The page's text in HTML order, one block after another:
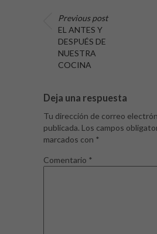
Previous post
EL ANTES Y
DESPUÉS DE
NUESTRA
COCINA
Deja una respuesta
Tu dirección de correo
publicada. Los campos
marcados con *
Comentario *